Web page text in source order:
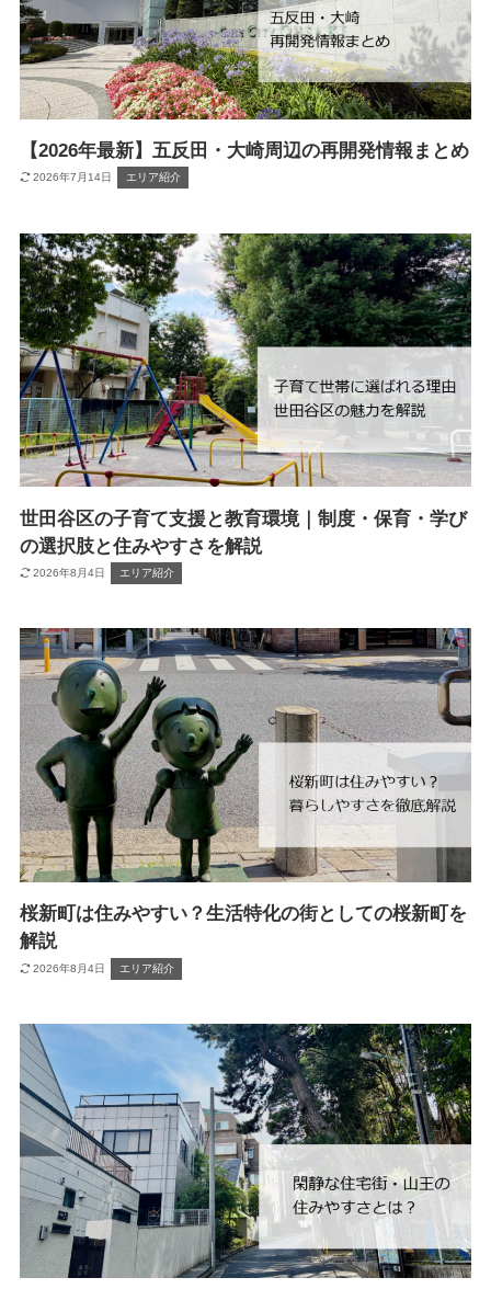
【2026年最新】五反田・大崎周辺の再開発情報まとめ
2026年7月14日 エリア紹介
世田谷区の子育て支援と教育環境｜制度・保育・学び
の選択肢と住みやすさを解説
2026年8月4日 エリア紹介
桜新町は住みやすい？生活特化の街としての桜新町を
解説
2026年8月4日 エリア紹介